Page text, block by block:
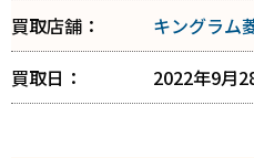
買取店舗：
キングラム
買取日：
2022年9月